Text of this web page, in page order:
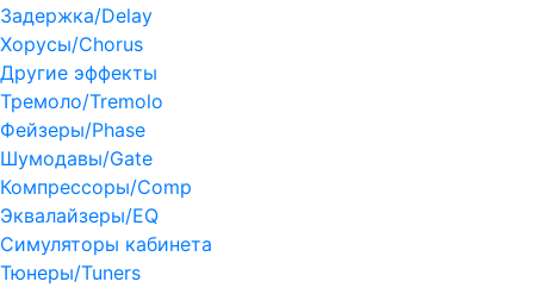
Задержка/Delay
Хорусы/Chorus
Другие эффекты
Тремоло/Tremolo
Фейзеры/Phase
Шумодавы/Gate
Компрессоры/Comp
Эквалайзеры/EQ
Симуляторы кабинета
Тюнеры/Tuners